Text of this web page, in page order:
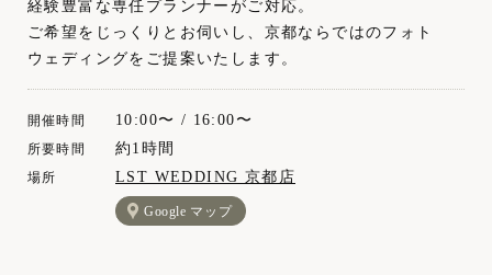
経験豊富な専任プランナーがご対応。
ご希望をじっくりとお伺いし、京都ならではのフォト
ウェディングをご提案いたします。
開催時間 10:00〜 / 16:00〜
所要時間 約1時間
場所 LST WEDDING 京都店
Google マップ